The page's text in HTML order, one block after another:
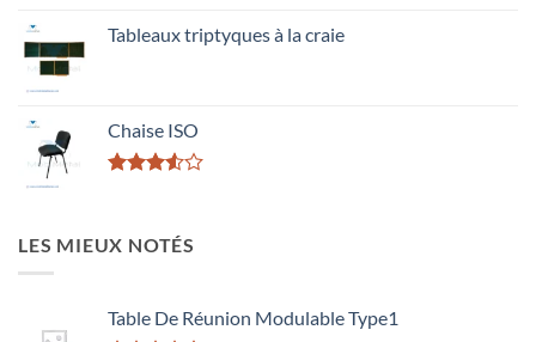
Tableaux triptyques à la craie
Chaise ISO
LES MIEUX NOTÉS
Table De Réunion Modulable Type1